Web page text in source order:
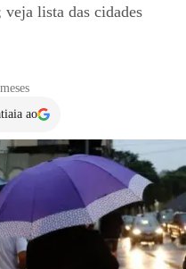
veja lista das cidades
ao